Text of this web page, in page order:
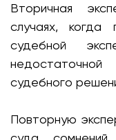
Вторичная
случаях, когда
судебной
судебного
Повторную